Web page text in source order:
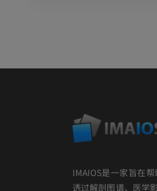
IMAIOS是一家旨在
透过解剖图谱、医学